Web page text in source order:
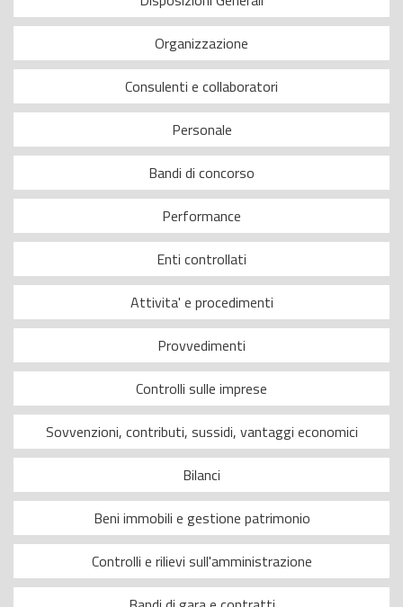
Organizzazione
Consulenti e collaboratori
Personale
Bandi di concorso
Performance
Enti controllati
Attivita' e procedimenti
Provvedimenti
Controlli sulle imprese
Sovvenzioni, contributi, sussidi, vantaggi economici
Bilanci
Beni immobili e gestione patrimonio
Controlli e rilievi sull'amministrazione